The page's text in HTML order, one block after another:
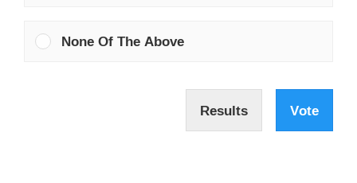
None Of The Above
Results Vote